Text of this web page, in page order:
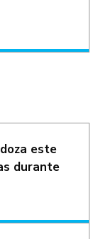
este
durante